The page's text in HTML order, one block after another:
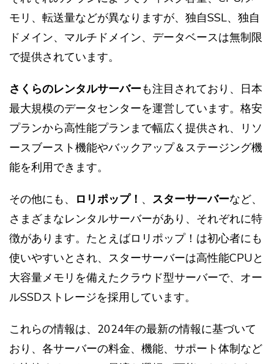
モリ、転送量などが異なりますが、独自SSL、独自
ドメイン、マルチドメイン、データベースは無制限
で提供されています。
さくらのレンタルサーバーも注目されており、日本
最大規模のデータセンターを運営しています。格安
プランから高性能プランまで幅広く提供され、リソ
ースブースト機能やバックアップ＆ステージング機
能を利用できます。
その他にも、 ロリポップ！ 、 スターサーバーなど、
さまざまなレンタルサーバーがあり、それぞれに特
徴があります。たとえばロリポップ！は初心者にも
使いやすいとされ、スターサーバーは高性能CPUと
大容量メモリを備えたクラウド型サーバーで、オー
ルSSDストレージを採用しています。
これらの情報は、2024年の最新の情報に基づいて
おり、各サーバーの料金、機能、サポート体制など